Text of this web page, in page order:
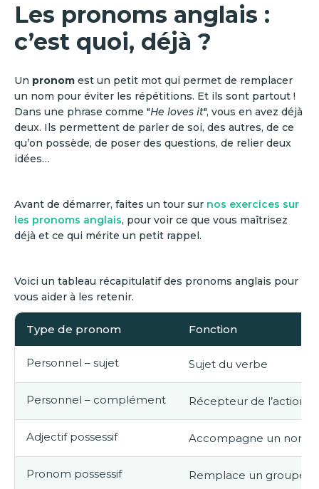
Les pronoms anglais :
c’est quoi, déjà ?
Un pronom est un petit mot qui permet de remplacer
un nom pour éviter les répétitions. Et ils sont partout !
Dans une phrase comme "He loves it", vous en avez déjà
deux. Ils permettent de parler de soi, des autres, de ce
qu’on possède, de poser des questions, de relier deux
idées…
Avant de démarrer, faites un tour sur nos exercices sur
les pronoms anglais, pour voir ce que vous maîtrisez
déjà et ce qui mérite un petit rappel.
Voici un tableau récapitulatif des pronoms anglais pour
vous aider à les retenir.
Type de pronom Fonction
Personnel – sujet Sujet du verbe
Personnel – complément Récepteur de l’action
Adjectif possessif Accompagne un nom
Pronom possessif Remplace un groupe